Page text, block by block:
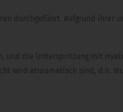
durchgeführt. Aufgrund ihrer
und die Unterspritzung mit
wird atraumatisch sind, d.h.